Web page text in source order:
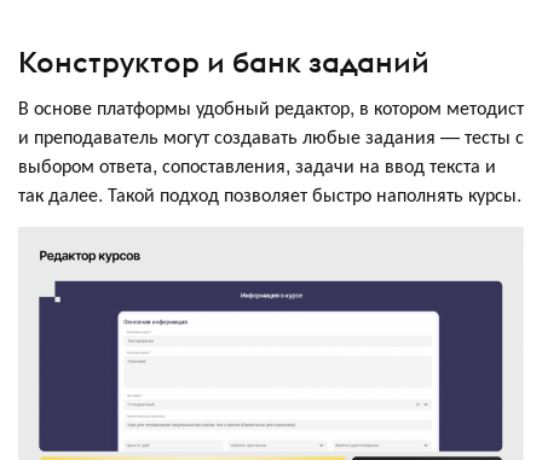
Конструктор и банк заданий
В основе платформы удобный редактор, в котором методист
и преподаватель могут создавать любые задания — тесты с
выбором ответа, сопоставления, задачи на ввод текста и
так далее. Такой подход позволяет быстро наполнять курсы.